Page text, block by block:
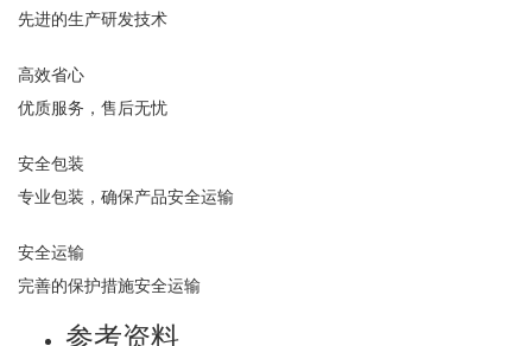
先进的生产研发技术
高效省心
优质服务，售后无忧
安全包装
专业包装，确保产品安全运输
安全运输
完善的保护措施安全运输
参考资料